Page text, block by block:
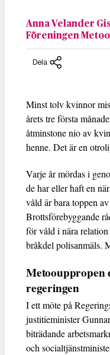
Anna Velander
Föreningen
Dela
Minst tolv kvinnor
årets tre första
åtminstone nio av
henne. Det är en
Varje år mördas i
de har eller haft en
våld är bara toppen
Brottsförebyggande
för våld i nära
bråkdel polisanmäls.
Metoouppropen
regeringen
I ett möte på
justitieminister
biträdande
och